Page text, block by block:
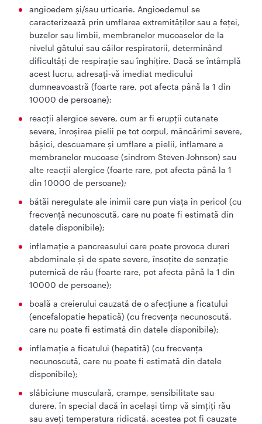
angioedem și/sau urticarie. Angioedemul se
caracterizează prin umflarea extremităților sau a feței,
buzelor sau limbii, membranelor mucoaselor de la
nivelul gâtului sau căilor respiratorii, determinând
dificultăți de respirație sau înghițire. Dacă se întâmplă
acest lucru, adresați-vă imediat medicului
dumneavoastră (foarte rare, pot afecta până la 1 din
10000 de persoane);
reacții alergice severe, cum ar fi erupții cutanate
severe, înroșirea pielii pe tot corpul, mâncărimi severe,
bășici, descuamare și umflare a pielii, inflamare a
membranelor mucoase (sindrom Steven-Johnson) sau
alte reacții alergice (foarte rare, pot afecta până la 1
din 10000 de persoane);
bătăi neregulate ale inimii care pun viața în pericol (cu
frecvență necunoscută, care nu poate fi estimată din
datele disponibile);
inflamație a pancreasului care poate provoca dureri
abdominale și de spate severe, însoțite de senzație
puternică de rău (foarte rare, pot afecta până la 1 din
10000 de persoane);
boală a creierului cauzată de o afecțiune a ficatului
(encefalopatie hepatică) (cu frecvența necunoscută,
care nu poate fi estimată din datele disponibile);
inflamație a ficatului (hepatită) (cu frecvența
necunoscută, care nu poate fi estimată din datele
disponibile);
slăbiciune musculară, crampe, sensibilitate sau
durere, în special dacă în același timp vă simțiți rău
sau aveți temperatura ridicată, acestea pot fi cauzate